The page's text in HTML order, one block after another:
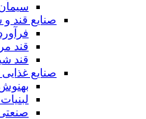
صنایع قند و
قند
قند
صنایع